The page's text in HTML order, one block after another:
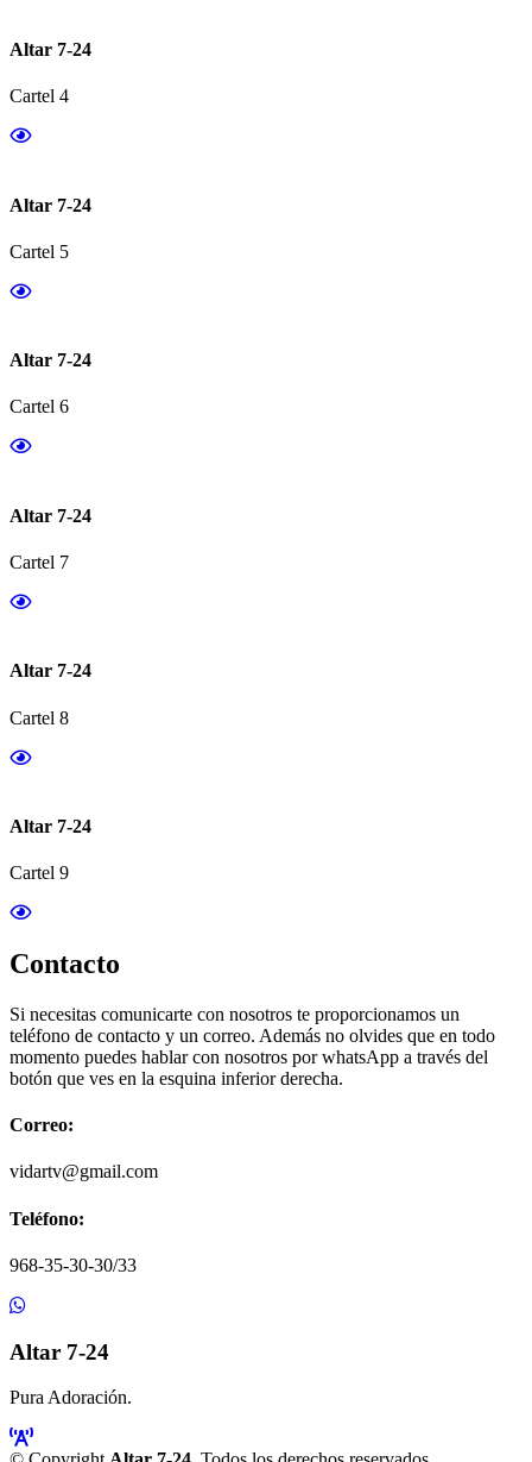
Altar 7-24
Cartel 4
Altar 7-24
Cartel 5
Altar 7-24
Cartel 6
Altar 7-24
Cartel 7
Altar 7-24
Cartel 8
Altar 7-24
Cartel 9
Contacto
Si necesitas comunicarte con nosotros te proporcionamos un
teléfono de contacto y un correo. Además no olvides que en todo
momento puedes hablar con nosotros por whatsApp a través del
botón que ves en la esquina inferior derecha.
Correo:
vidartv@gmail.com
Teléfono:
968-35-30-30/33
Altar 7-24
Pura Adoración.